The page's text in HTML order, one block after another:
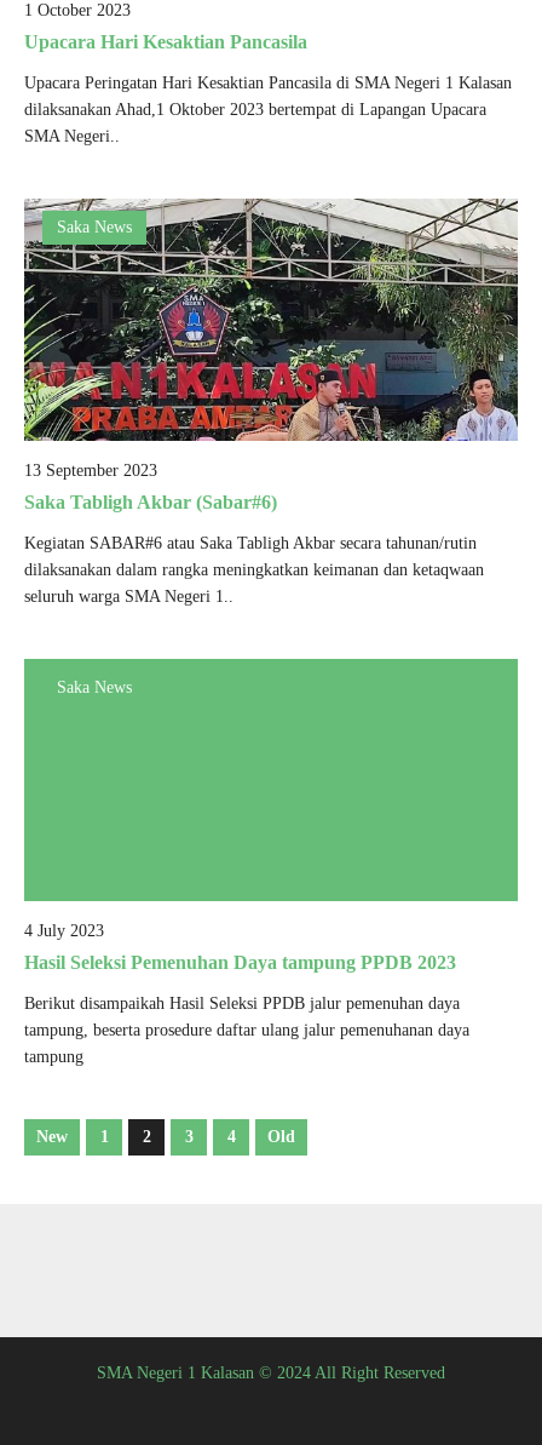
1 October 2023
Upacara Hari Kesaktian Pancasila
Upacara Peringatan Hari Kesaktian Pancasila di SMA Negeri 1 Kalasan
dilaksanakan Ahad,1 Oktober 2023 bertempat di Lapangan Upacara
SMA Negeri..
Saka News
13 September 2023
Saka Tabligh Akbar (Sabar#6)
Kegiatan SABAR#6 atau Saka Tabligh Akbar secara tahunan/rutin
dilaksanakan dalam rangka meningkatkan keimanan dan ketaqwaan
seluruh warga SMA Negeri 1..
Saka News
4 July 2023
Hasil Seleksi Pemenuhan Daya tampung PPDB 2023
Berikut disampaikah Hasil Seleksi PPDB jalur pemenuhan daya
tampung, beserta prosedure daftar ulang jalur pemenuhanan daya
tampung
New 1 2 3 4 Old
SMA Negeri 1 Kalasan © 2024 All Right Reserved